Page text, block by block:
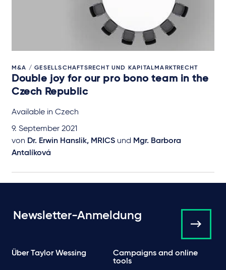
M&A / GESELLSCHAFTSRECHT UND KAPITALMARKTRECHT
Double joy for our pro bono team in the
Czech Republic
Available in Czech
9. September 2021
von Dr. Erwin Hanslik, MRICS und Mgr. Barbora
Antalíková
Newsletter-Anmeldung
Über Taylor Wessing
Campaigns and online
tools